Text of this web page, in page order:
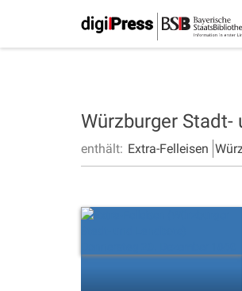
Würzburger Stadt-
enthält: Extra-Felleisen